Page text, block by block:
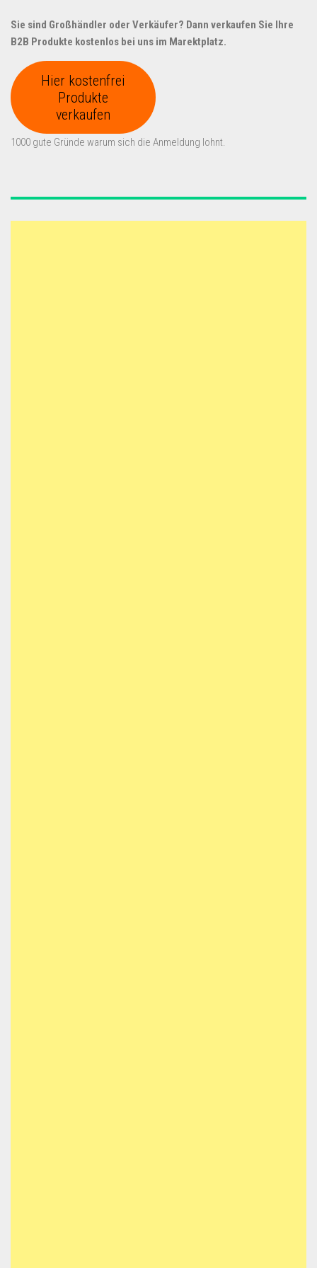
Sie sind Großhändler oder Verkäufer? Dann verkaufen Sie Ihre
B2B Produkte kostenlos bei uns im Marektplatz.
Hier kostenfrei
Produkte
verkaufen
1000 gute Gründe warum sich die Anmeldung lohnt.